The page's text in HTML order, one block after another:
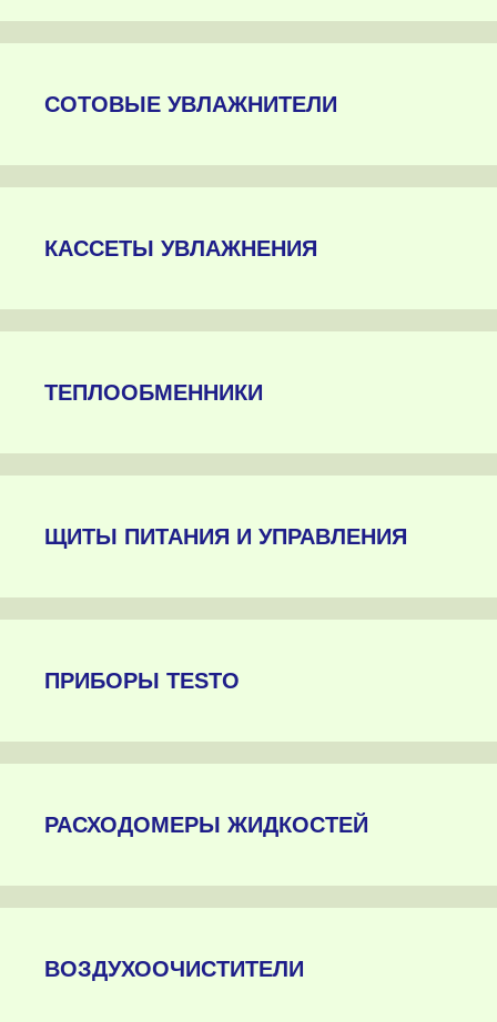
СОТОВЫЕ УВЛАЖНИТЕЛИ
КАССЕТЫ УВЛАЖНЕНИЯ
ТЕПЛООБМЕННИКИ
ЩИТЫ ПИТАНИЯ И УПРАВЛЕНИЯ
ПРИБОРЫ TESTO
РАСХОДОМЕРЫ ЖИДКОСТЕЙ
ВОЗДУХООЧИСТИТЕЛИ